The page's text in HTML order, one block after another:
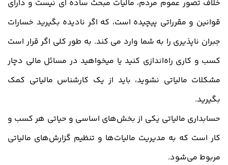
خلاف تصور عموم مردم، مالیات مبحث ساده ای نیست و دارای
قوانین و مقرراتی پیچیده است، که اگر نادیده بگیرید خسارات
جبران ناپذیری را به شما وارد می کند. به طور کلی اگر قرار است
کسب و کاری راه‌اندازی کنید یا میخواهید در مسائل مالی دچار
مشکلات مالیاتی نشوید، باید از یک کارشناس مالیاتی کمک
بگیرید.
حسابداری مالیاتی یکی از بخش‌های اساسی و حیاتی هر کسب و
کار است که به مدیریت مالیات‌ها و تنظیم گزارش‌های مالیاتی
مربوط می‌شود.